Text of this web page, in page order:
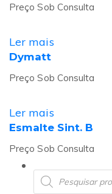
Preço Sob Consulta
Ler mais
Dymatt
Preço Sob Consulta
Ler mais
Esmalte Sint. B
Preço Sob Consulta